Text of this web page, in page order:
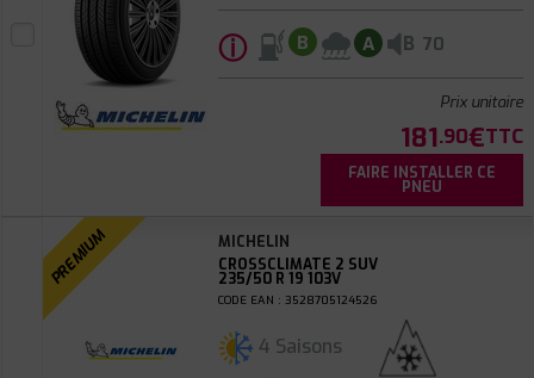
ⓘ B A B 70
Prix unitaire
181.90€TTC
FAIRE INSTALLER CE
PNEU
PREMIUM
MICHELIN
CROSSCLIMATE 2 SUV
235/50 R 19 103V
CODE EAN : 3528705124526
4 Saisons